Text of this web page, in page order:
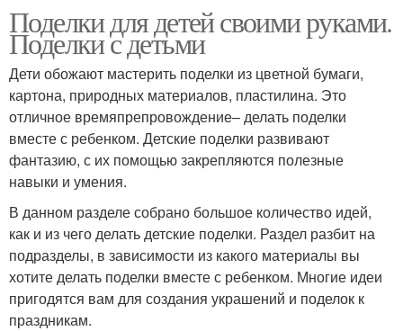
Поделки для детей своими руками.
Поделки с детьми
Дети обожают мастерить поделки из цветной бумаги,
картона, природных материалов, пластилина. Это
отличное времяпрепровождение– делать поделки
вместе с ребенком. Детские поделки развивают
фантазию, с их помощью закрепляются полезные
навыки и умения.
В данном разделе собрано большое количество идей,
как и из чего делать детские поделки. Раздел разбит на
подразделы, в зависимости из какого материалы вы
хотите делать поделки вместе с ребенком. Многие идеи
пригодятся вам для создания украшений и поделок к
праздникам.